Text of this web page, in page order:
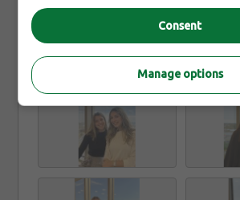
candidats-employeurs.
Photos et vidéos
Consent
Manage options